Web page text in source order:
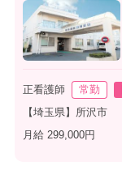
正看護師 常勤
【埼玉県】所沢市
月給 299,000円